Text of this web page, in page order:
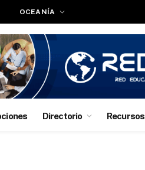
OCEANÍA
Directorio Recursos